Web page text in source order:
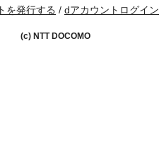
を発行する dアカウントログイン
(c) NTT DOCOMO